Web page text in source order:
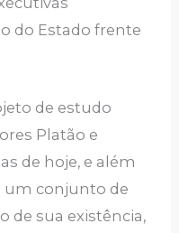
do Estado frente
de estudo
Platão e
de hoje, e além
um conjunto de
de sua existência,